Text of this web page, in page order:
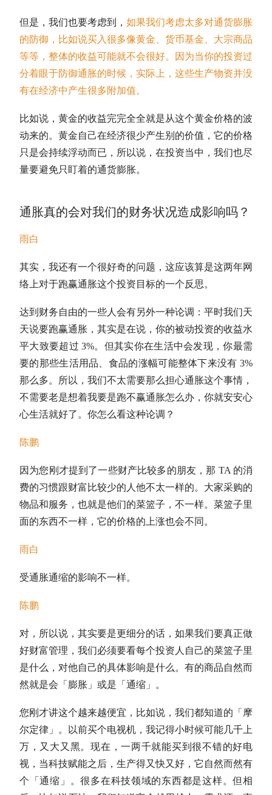
但是，我们也要考虑到， 如果我们考虑太多对通货膨胀
的防御，比如说买入很多像黄金、货币基金、大宗商品
等等，整体的收益可能就不会很好。因为当你的投资过
分着眼于防御通胀的时候，实际上，这些生产物资并没
有在经济中产生很多附加值。
比如说，黄金的收益完完全全就是从这个黄金价格的波
动来的。黄金自己在经济很少产生别的价值，它的价格
只是会持续浮动而已，所以说，在投资当中，我们也尽
量要避免只盯着的通货膨胀。
通胀真的会对我们的财务状况造成影响吗？
雨白
其实，我还有一个很好奇的问题，这应该算是这两年网
络上对于跑赢通胀这个投资目标的一个反思。
达到财务自由的一些人会有另外一种论调：平时我们天
天说要跑赢通胀，其实是在说，你的被动投资的收益水
平大致要超过 3%。但其实你在生活中会发现，你最需
要的那些生活用品、食品的涨幅可能整体下来没有 3%
那么多。所以，我们不太需要那么担心通胀这个事情，
不需要老是想着我要是跑不赢通胀怎么办，你就安安心
心生活就好了。你怎么看这种论调？
陈鹏
因为您刚才提到了一些财产比较多的朋友，那 TA 的消
费的习惯跟财富比较少的人他不太一样的。大家采购的
物品和服务，也就是他们的菜篮子，不一样。菜篮子里
面的东西不一样，它的价格的上涨也会不同。
雨白
受通胀通缩的影响不一样。
陈鹏
对，所以说，其实要是更细分的话，如果我们要真正做
好财富管理，我们必须要看每个投资人自己的菜篮子里
是什么，对他自己的具体影响是什么。有的商品自然而
然就是会「膨胀」或是「通缩」。
您刚才讲这个越来越便宜，比如说，我们都知道的「摩
尔定律」。以前买个电视机，我记得小时候可能几千上
万，又大又黑。现在，一两千就能买到很不错的好电
视，当科技赋能之后，生产得又快又好，它自然而然有
个「通缩」。很多在科技领域的东西都是这样。但相